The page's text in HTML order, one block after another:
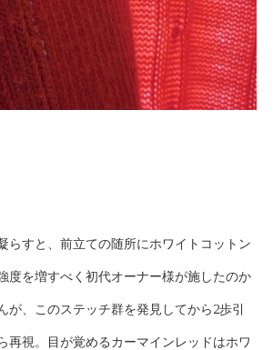
らすと、前立ての随所にホワイトコットン
度を増すべく初代オーナー様が施したのか
が、このステッチ群を発見してから2歩引
再視。目が覚めるカーマインレッドはホワ